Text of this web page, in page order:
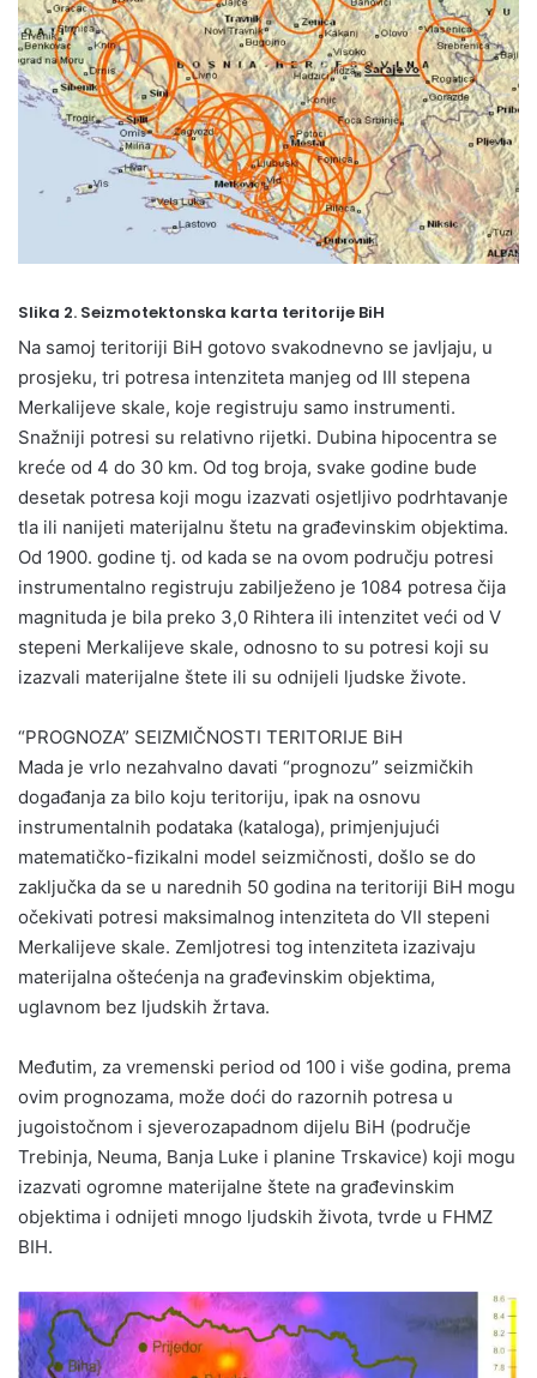
Slika 2. Seizmotektonska karta teritorije BiH
Na samoj teritoriji BiH gotovo svakodnevno se javljaju, u
prosjeku, tri potresa intenziteta manjeg od III stepena
Merkalijeve skale, koje registruju samo instrumenti.
Snažniji potresi su relativno rijetki. Dubina hipocentra se
kreće od 4 do 30 km. Od tog broja, svake godine bude
desetak potresa koji mogu izazvati osjetljivo podrhtavanje
tla ili nanijeti materijalnu štetu na građevinskim objektima.
Od 1900. godine tj. od kada se na ovom području potresi
instrumentalno registruju zabilježeno je 1084 potresa čija
magnituda je bila preko 3,0 Rihtera ili intenzitet veći od V
stepeni Merkalijeve skale, odnosno to su potresi koji su
izazvali materijalne štete ili su odnijeli ljudske živote.
“PROGNOZA” SEIZMIČNOSTI TERITORIJE BiH
Mada je vrlo nezahvalno davati “prognozu” seizmičkih
događanja za bilo koju teritoriju, ipak na osnovu
instrumentalnih podataka (kataloga), primjenjujući
matematičko-fizikalni model seizmičnosti, došlo se do
zaključka da se u narednih 50 godina na teritoriji BiH mogu
očekivati potresi maksimalnog intenziteta do VII stepeni
Merkalijeve skale. Zemljotresi tog intenziteta izazivaju
materijalna oštećenja na građevinskim objektima,
uglavnom bez ljudskih žrtava.
Međutim, za vremenski period od 100 i više godina, prema
ovim prognozama, može doći do razornih potresa u
jugoistočnom i sjeverozapadnom dijelu BiH (područje
Trebinja, Neuma, Banja Luke i planine Trskavice) koji mogu
izazvati ogromne materijalne štete na građevinskim
objektima i odnijeti mnogo ljudskih života, tvrde u FHMZ
BIH.